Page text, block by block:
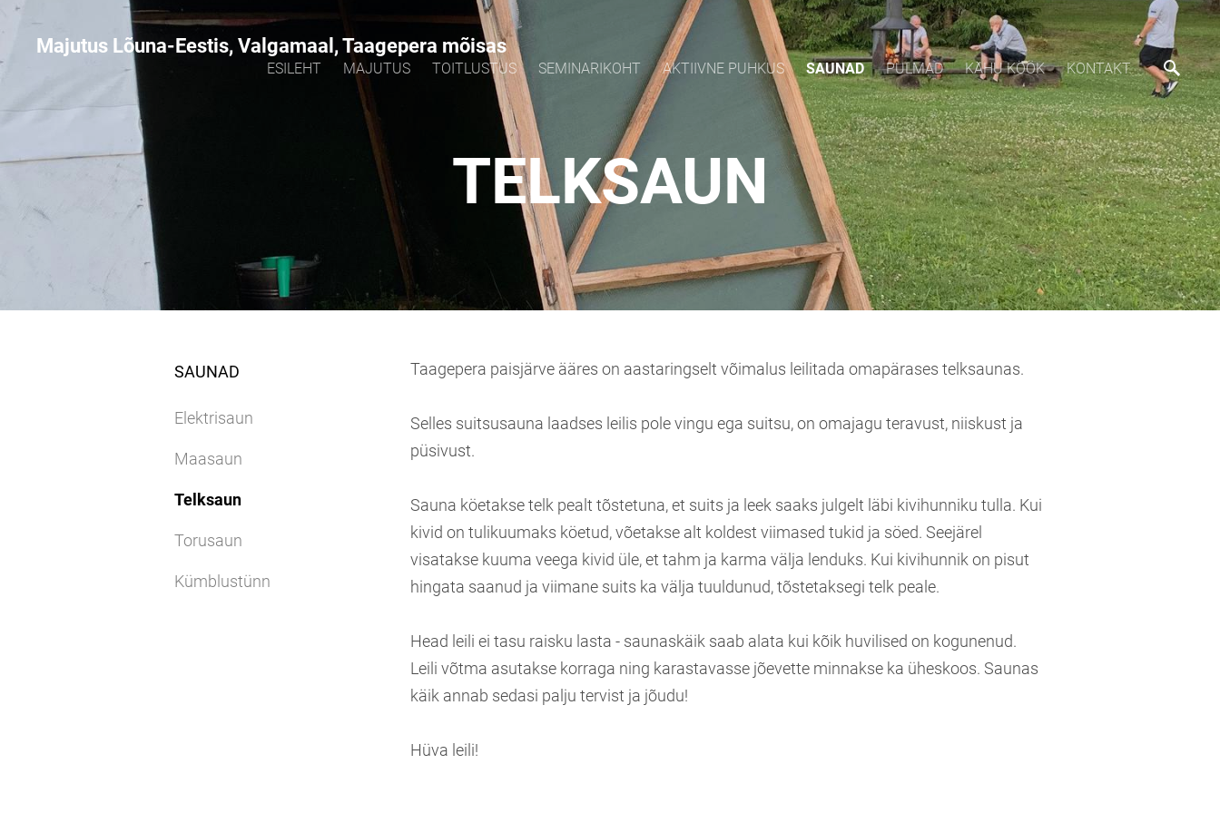
Majutus Lõuna-Eestis, Valgamaal, Taagepera mõisas
ESILEHT MAJUTUS TOITLUSTUS SEMINARIKOHT AKTIIVNE PUHKUS SAUNAD PULMAD KÄHU KÖÖK KONTAKT
TELKSAUN
SAUNAD
Elektrisaun
Maasaun
Telksaun
Torusaun
Kümblustünn
Taagepera paisjärve ääres on aastaringselt võimalus leilitada omapärases telksaunas.
Selles suitsusauna laadses leilis pole vingu ega suitsu, on omajagu teravust, niiskust ja
püsivust.
Sauna köetakse telk pealt tõstetuna, et suits ja leek saaks julgelt läbi kivihunniku tulla. Kui
kivid on tulikuumaks köetud, võetakse alt koldest viimased tukid ja söed. Seejärel
visatakse kuuma veega kivid üle, et tahm ja karma välja lenduks. Kui kivihunnik on pisut
hingata saanud ja viimane suits ka välja tuuldunud, tõstetaksegi telk peale.
Head leili ei tasu raisku lasta - saunaskäik saab alata kui kõik huvilised on kogunenud.
Leili võtma asutakse korraga ning karastavasse jõevette minnakse ka üheskoos. Saunas
käik annab sedasi palju tervist ja jõudu!
Hüva leili!